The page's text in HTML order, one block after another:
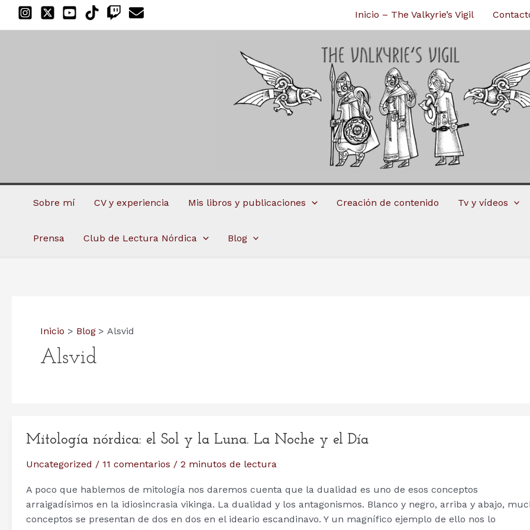
Inicio – The Valkyrie’s Vigil
Sobre mí CV y experiencia Mis libros y publicaciones Creación de contenido Tv y vídeos
Prensa Club de Lectura Nórdica Blog
Inicio Blog Alsvid
Alsvid
Mitología nórdica: el Sol y la Luna. La Noche y el Día
Uncategorized / 11 comentarios / 2 minutos de lectura
A poco que hablemos de mitología nos daremos cuenta que la dualidad es uno de esos conceptos
arraigadísimos en la idiosincrasia vikinga. La dualidad y los antagonismos. Blanco y negro, arriba y abajo,
conceptos se presentan de dos en dos en el ideario escandinavo. Y un magnífico ejemplo de ello nos lo